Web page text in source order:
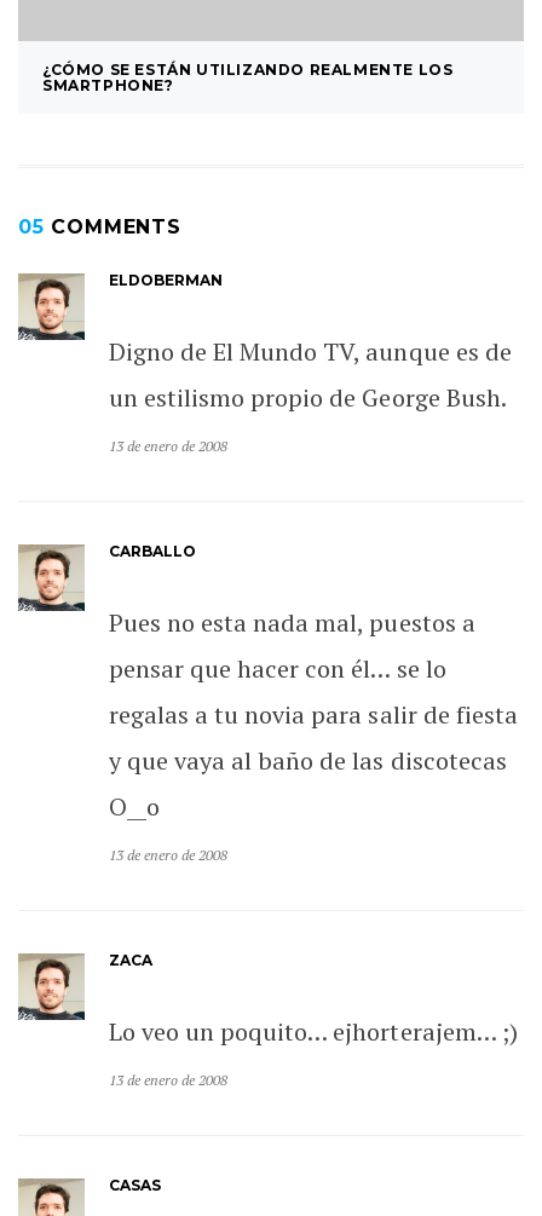
¿CÓMO SE ESTÁN UTILIZANDO REALMENTE LOS
SMARTPHONE?
05 COMMENTS
ELDOBERMAN
Digno de El Mundo TV, aunque es de
un estilismo propio de George Bush.
13 de enero de 2008
CARBALLO
Pues no esta nada mal, puestos a
pensar que hacer con él… se lo
regalas a tu novia para salir de fiesta
y que vaya al baño de las discotecas
O__o
13 de enero de 2008
ZACA
Lo veo un poquito… ejhorterajem… ;)
13 de enero de 2008
CASAS